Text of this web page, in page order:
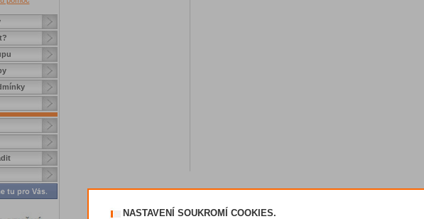
NASTAVENÍ SOUKROMÍ COOKIES.